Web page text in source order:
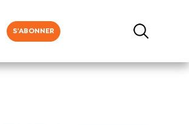
S'ABONNER